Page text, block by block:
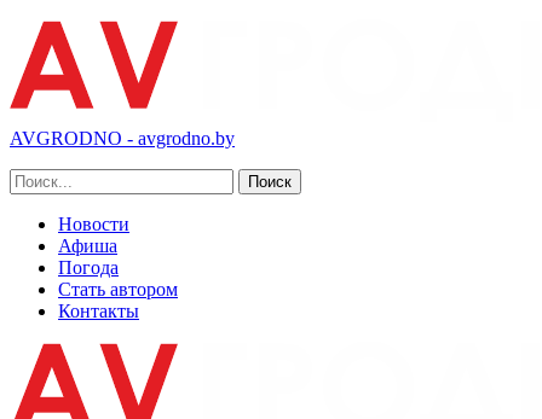
AVGRODNO - avgrodno.by
Новости
Афиша
Погода
Стать автором
Контакты